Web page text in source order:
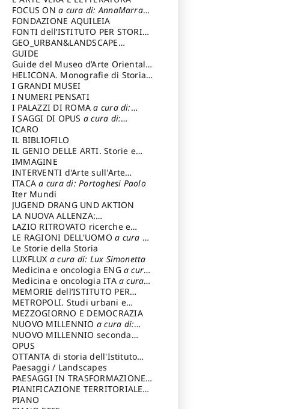
FOCUS ONa cura di: AnnaMarra
Contemporanea
FONDAZIONE AQUILEIA
FONTI dell’ISTITUTO PER STORIA
DEL RISORGIMENTO
GEO_URBAN&LANDSCAPE
PLANNING (GULP)
Trusiani Elio
GUIDE
Guide del Museo d’Arte Orientale
“Giuseppe Tucci”
HELICONA. Monografie di Storia
dell'Artea cura di: Gallo Marco
I GRANDI MUSEI
I NUMERI PENSATI
I PALAZZI DI ROMAa cura di:
Ippoliti Alessandro
I SAGGI DI OPUS a cura di:
Scalesse Tommaso
ICARO
IL BIBLIOFILO
IL GENIO DELLE ARTI. Storie e
interpretazione
IMMAGINE
INTERVENTI d'Arte sull'Arte
dedicata alla cultura della
conservazione d’arte
Fondazione Paola Droghetti onlus
ITACAa cura di: Portoghesi Paolo
Iter Mundi
JUGEND DRANG UND AKTION
LA NUOVA ALLENZA:
ARCHITETTURA & AMBIENTE
LAZIO RITROVATO ricerche e
restauri
LE RAGIONI DELL'UOMOa cura di:
Lombardi Satriani Luigi
Le Storie della Storia
LUXFLUX a cura di: Lux Simonetta
Medicina e oncologia ENG a cura
di: Lopez Massimo
Medicina e oncologia ITA a cura
di: Lopez Massimo
MEMORIE dell’ISTITUTO PER
STORIA DEL RISORGIMENTO
METROPOLI. Studi urbani e
regionali
MEZZOGIORNO E DEMOCRAZIA
NUOVO MILLENNIO a cura di:
Capaldo Pellegrino
NUOVO MILLENNIO seconda
serie
Francesco
OPUS
OTTANTA di storia dell'Istituto
storia dell’Istitutoa cura di:
Cavalieri Patrizia
Paesaggi / Landscapes
PAESAGGI IN TRASFORMAZIONEa
cura di: Corti Enrico A.
PIANIFICAZIONE TERRITORIALE
URBANISTICA ED AMBIENTALE
PIANO